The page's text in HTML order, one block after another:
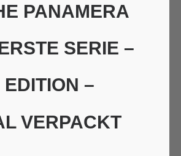
PANAMERA
SERIE –
–
VERPACKT